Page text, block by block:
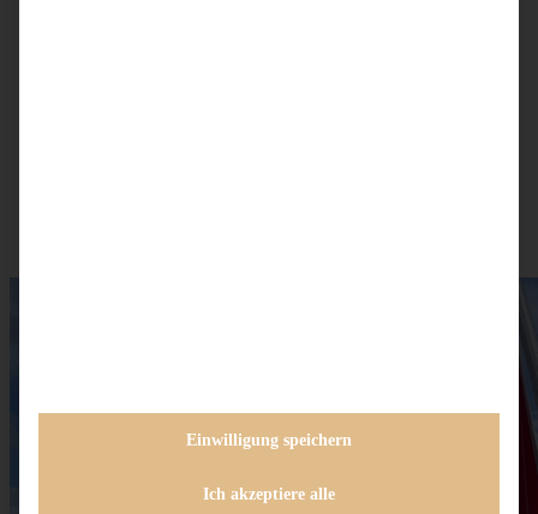
Einwilligung speichern
Ich akzeptiere alle